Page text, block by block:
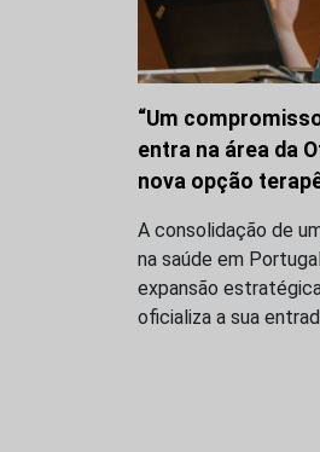
“Um
entra na área da
nova opção
A consolidação de
na saúde em
expansão
oficializa a sua